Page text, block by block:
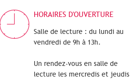
HORAIRES D'OUVERTURE
Salle de lecture : du lundi au
vendredi de 9h à 13h.
Un rendez-vous en salle de
lecture les mercredis et jeudis